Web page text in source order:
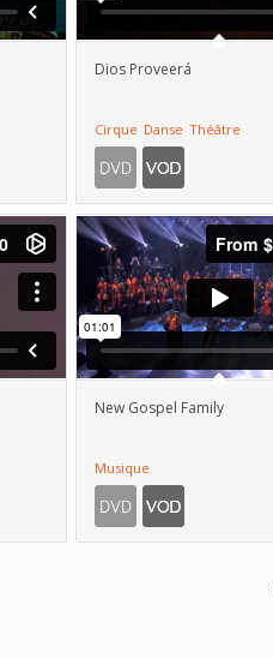
Dios Proveerá
Cirque Danse Théâtre
New Gospel Family
Musique